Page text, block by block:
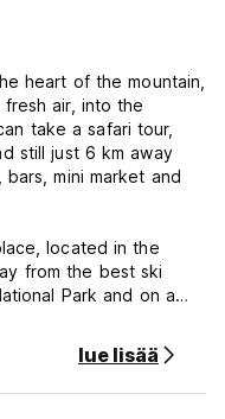
heart of the mountain,
air, into the
take a safari tour,
still just 6 km away
mini market and
located in the
from the best ski
Park and on a
2x4 bed) and 1
private bathroom.
lobby with free wi-fi,
lue lisää